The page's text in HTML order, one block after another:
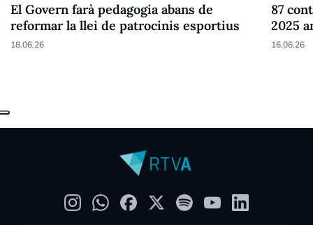
El Govern farà pedagogia abans de
reformar la llei de patrocinis esportius
18.06.26
87
2025
16.06.26